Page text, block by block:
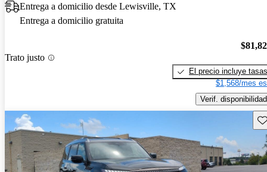
Entrega a domicilio desde Lewisville, TX
Entrega a domicilio gratuita
Trato justo
El precio incluye tasas
$1,568/mes
Verif. disponibilidad